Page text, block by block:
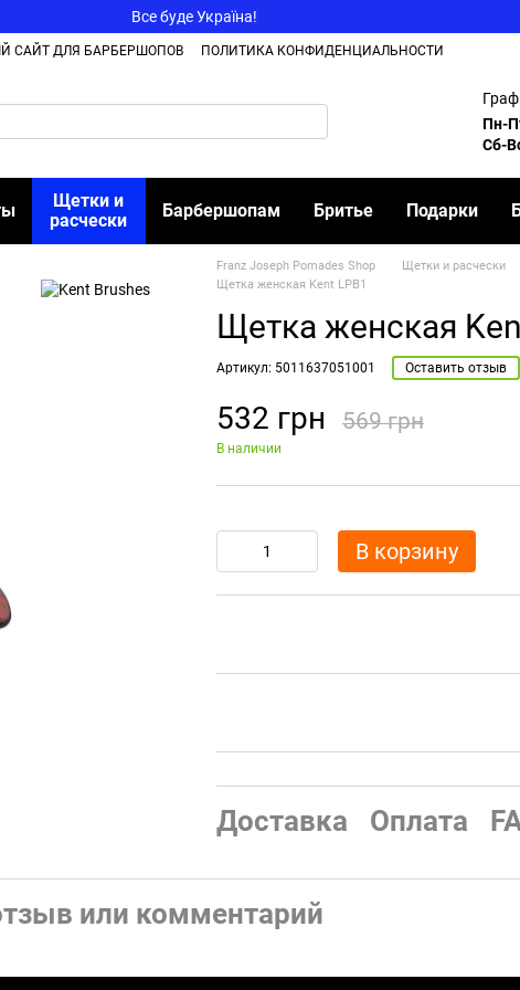
Все буде Україна!
САЙТ ДЛЯ БАРБЕРШОПОВ
ПОЛИТИКА КОНФИДЕНЦИАЛЬНОСТИ
Пн-
Сб-
Щетки и
расчески
Барбершопам Бритье Подарки
Franz Joseph Pomades Shop Щетки и расчески
Щетка женская Kent LPB1
Щетка женская
Артикул: 5011637051001 Оставить отзыв
532 грн 569 грн
В наличии
В корзину
Доставка Оплата
или комментарий